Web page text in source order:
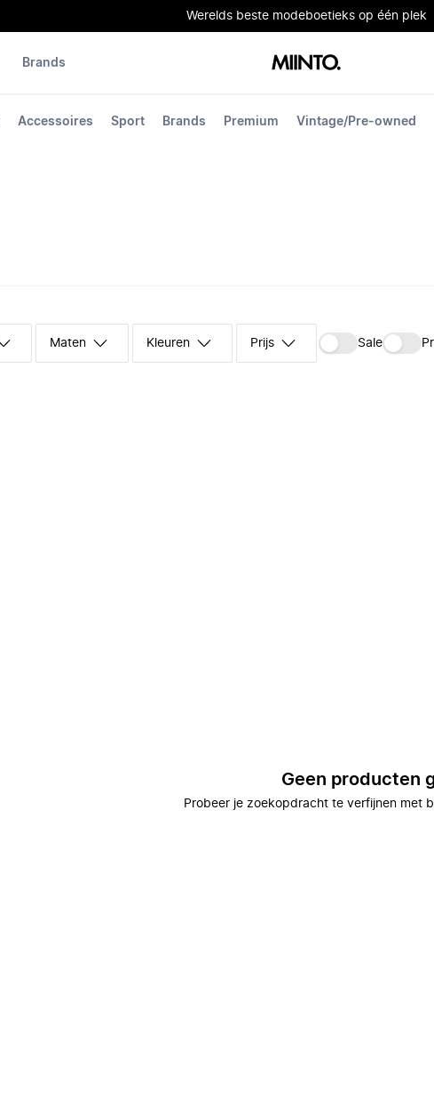
Werelds beste modeboetieks op één plek
Accessoires Sport Brands Premium Vintage/Pre-owned
Brands
Maten Kleuren Prijs Sale
Geen producten
Probeer je zoekopdracht te verfijnen met